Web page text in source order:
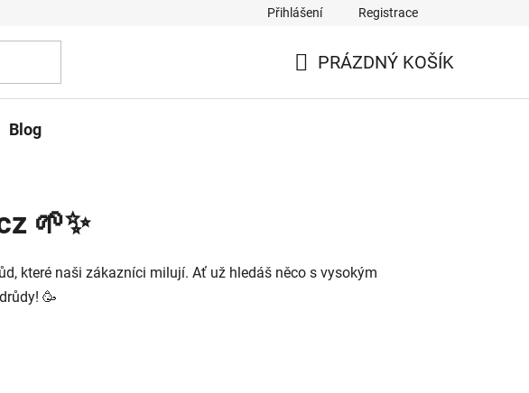
Přihlášení Registrace
PRÁZDNÝ KOŠÍK
Blog
🌱✨
které naši zákazníci milují. Ať už hledáš něco s vysokým
🥳